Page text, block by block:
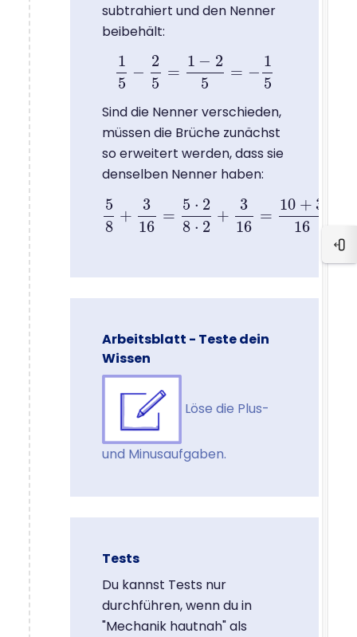
subtrahiert und den Nenner
beibehält:
1
5
−
2
5
=
1 − 2
5
= −
1
5
5− 25 =1−25= −15
Sind die Nenner verschieden,
müssen die Brüche zunächst
so erweitert werden, dass sie
denselben Nenner haben:
5
8
+
3
16
=
5 ⋅ 2
8 ⋅ 2
+
3
16
=
10 + 3
16
58+ 316 =5⋅28 ⋅2+316 =10 +316=13
Arbeitsblatt - Teste dein
Wissen
Löse die Plus-
und Minusaufgaben.
Tests
Du kannst Tests nur
durchführen, wenn du in
"Mechanik hautnah" als